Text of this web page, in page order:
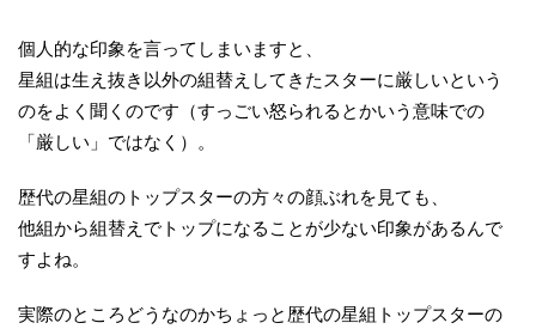
個人的な印象を言ってしまいますと、
星組は生え抜き以外の組替えしてきたスターに厳しいという
のをよく聞くのです（すっごい怒られるとかいう意味での
「厳しい」ではなく）。
歴代の星組のトップスターの方々の顔ぶれを見ても、
他組から組替えでトップになることが少ない印象があるんで
すよね。
実際のところどうなのかちょっと歴代の星組トップスターの